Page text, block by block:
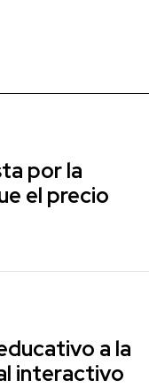
por la
el precio
a la
interactivo